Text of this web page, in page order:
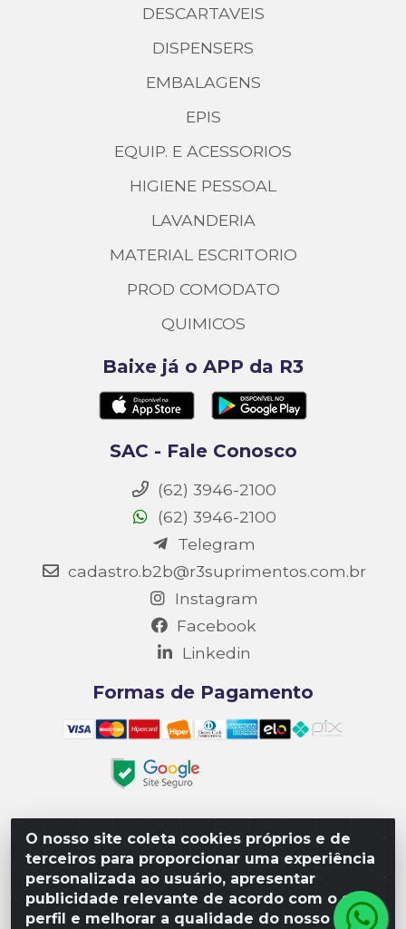
O nosso site coleta cookies próprios e de
terceiros para proporcionar uma experiência
personalizada ao usuário, apresentar
publicidade relevante de acordo com o seu
perfil e melhorar a qualidade do nosso site.
DESCARTAVEIS
DISPENSERS
EMBALAGENS
EPIS
EQUIP. E ACESSORIOS
HIGIENE PESSOAL
LAVANDERIA
MATERIAL ESCRITORIO
PROD COMODATO
QUIMICOS
Baixe já o APP da R3
SAC - Fale Conosco
(62) 3946-2100
(62) 3946-2100
Telegram
cadastro.b2b@r3suprimentos.com.br
Instagram
Facebook
Linkedin
Formas de Pagamento
Matriz R3 Suprimentos - Rua 14, Polo Empresarial Goiás
– Etapa III, Quadra: 15; Lote 04, Aparecida de
Goiânia/GO, CEP 74985-182. - CNPJ 10.641.901/0001-16